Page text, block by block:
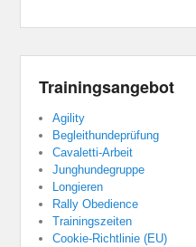
Trainingsangebot
Agility
Begleithundeprüfung
Cavaletti-Arbeit
Junghundegruppe
Longieren
Rally Obedience
Trainingszeiten
Cookie-Richtlinie (EU)